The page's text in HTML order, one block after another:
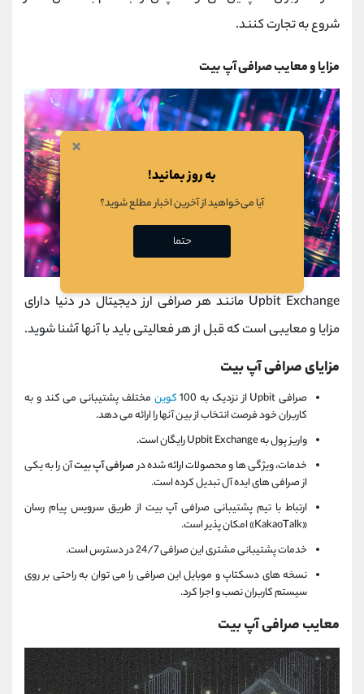
شروع به تجارت کنند.
مزایا و معایب صرافی آپ بیت
Upbit Exchange مانند هر صرافی ارز دیجیتال در دنیا دارای
مزایا و معایبی است که قبل از هر فعالیتی باید با آنها آشنا شوید.
مزایای صرافی آپ بیت
صرافی Upbit از نزدیک به 100 کوین مختلف پشتیبانی می کند و به
کاربران خود فرصت انتخاب از بین آنها را ارائه می دهد.
واریز پول به Upbit Exchange رایگان است.
خدمات، ویژگی ها و محصولات ارائه شده درصرافی آپ بیتآن را به یکی
از صرافی های ایده آل تبدیل کرده است.
ارتباط با تیم پشتیبانی صرافی آپ بیت از طریق سرویس پیام رسان
«KakaoTalk» امکان پذیر است.
خدمات پشتیبانی مشتری این صرافی 24/7 در دسترس است.
نسخه های دسکتاپ و موبایل این صرافی را می توان به راحتی بر روی
سیستم کاربران نصب و اجرا کرد.
معایب صرافی آپ بیت
×
به روز بمانید!
آیا می‌خواهید از آخرین اخبار مطلع شوید؟
حتما